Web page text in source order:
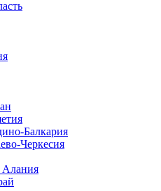
Балкария
Черкесия
Алания